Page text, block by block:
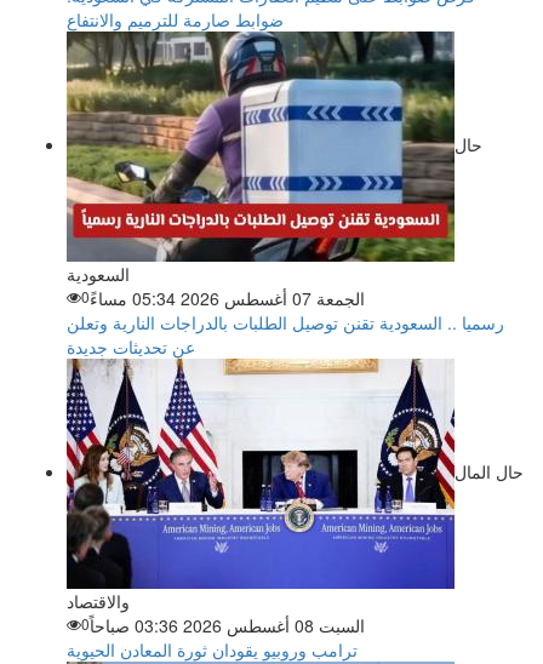
ضوابط صارمة للترميم والانتفاع
حال
السعودية
الجمعة 07 أغسطس 2026 05:34 مساءً
0
رسميا .. السعودية تقنن توصيل الطلبات بالدراجات النارية وتعلن
عن تحديثات جديدة
حال المال
والاقتصاد
السبت 08 أغسطس 2026 03:36 صباحاً
0
ترامب وروبيو يقودان ثورة المعادن الحيوية